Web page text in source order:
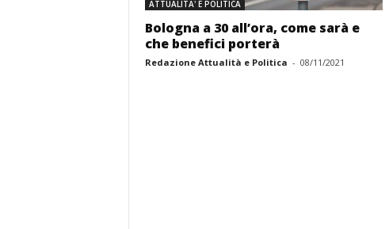
ATTUALITA' E POLITICA
Bologna a 30 all’ora, come sarà e
che benefici porterà
Redazione Attualità e Politica - 08/11/2021